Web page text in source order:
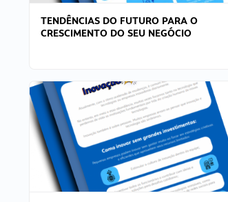
TENDÊNCIAS DO FUTURO PARA O
CRESCIMENTO DO SEU NEGÓCIO